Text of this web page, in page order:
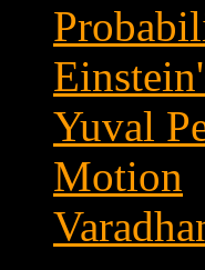
Yuval
Motion